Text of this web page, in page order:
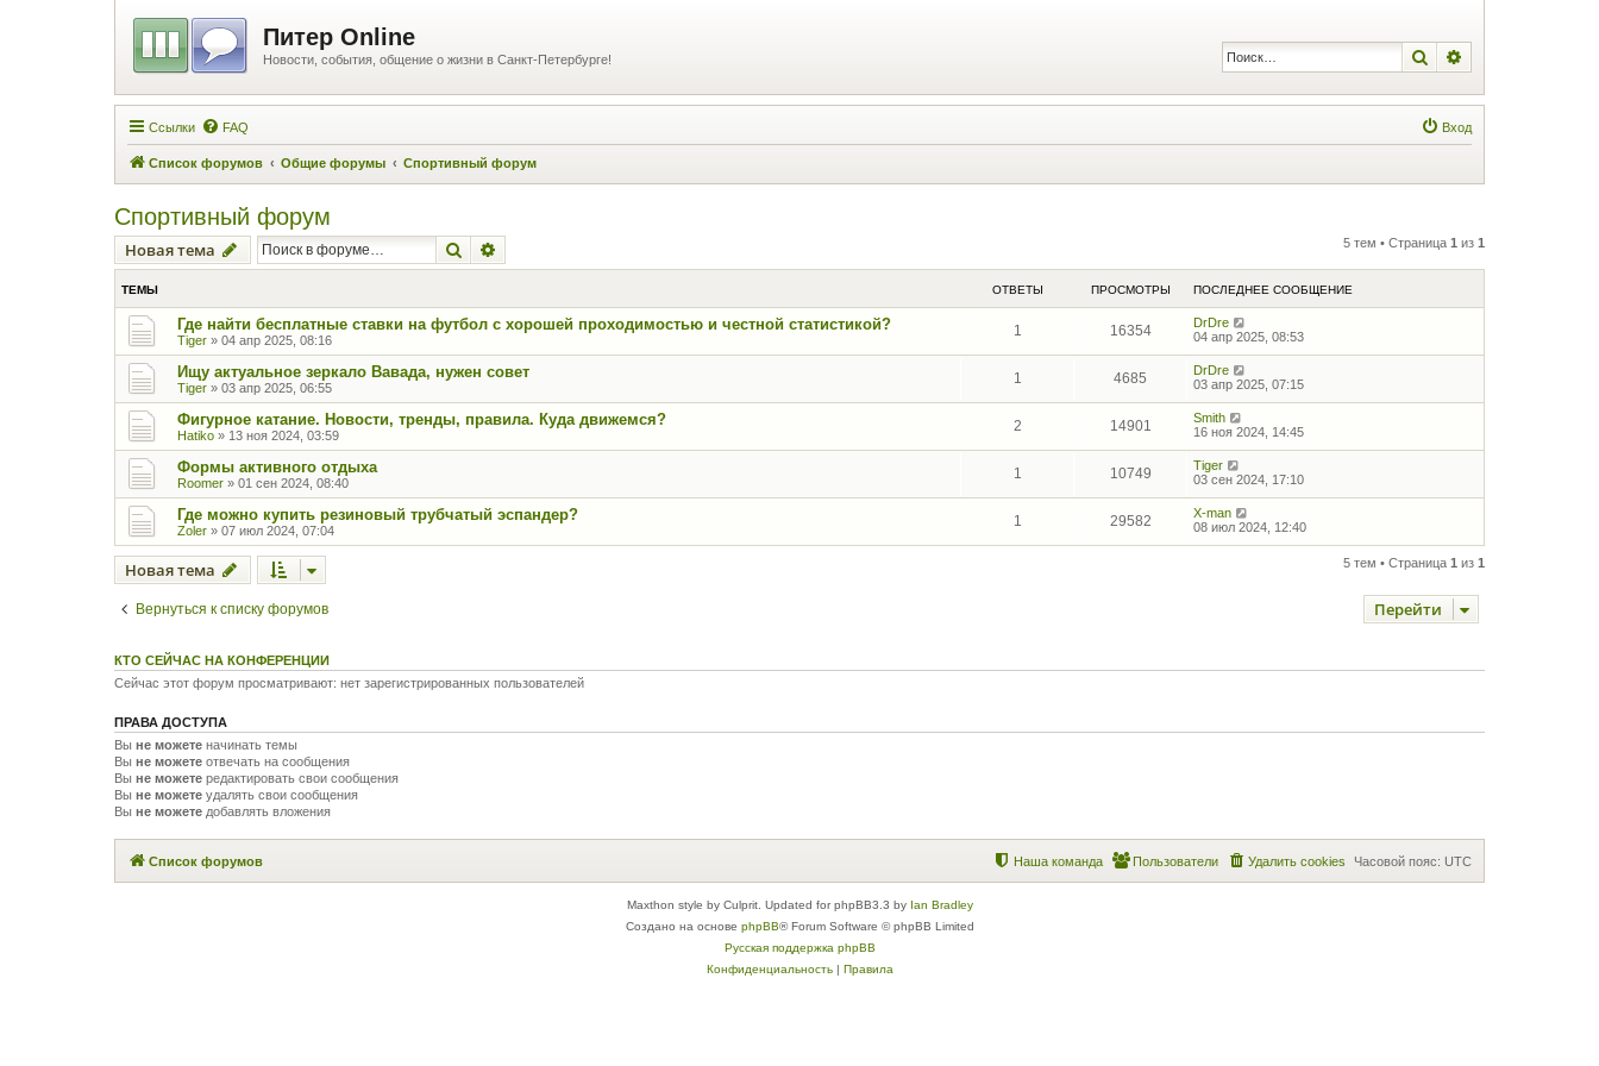
Питер Online
Новости, события, общение о жизни в Санкт-Петербурге! Поиск
Ссылки FAQ Вход
Список форумов Общие форумы Спортивный форум
Спортивный форум
Новая тема Поиск 5 тем • Страница 1 из 1
ТЕМЫ ОТВЕТЫ ПРОСМОТРЫ ПОСЛЕДНЕЕ СООБЩЕНИЕ
Где найти бесплатные ставки на футбол с хорошей проходимостью и честной статистикой?
Tiger » 04 апр 2025, 08:16
1 16354
DrDre
04 апр 2025, 08:53
Ищу актуальное зеркало Вавада, нужен совет
Tiger » 03 апр 2025, 06:55
1 4685
DrDre
03 апр 2025, 07:15
Фигурное катание. Новости, тренды, правила. Куда движемся?
Hatiko » 13 ноя 2024, 03:59
2 14901
Smith
16 ноя 2024, 14:45
Формы активного отдыха
Roomer » 01 сен 2024, 08:40
1 10749
Tiger
03 сен 2024, 17:10
Где можно купить резиновый трубчатый эспандер?
Zoler » 07 июл 2024, 07:04
1 29582
X-man
08 июл 2024, 12:40
Новая тема 5 тем • Страница 1 из 1
Вернуться к списку форумов Перейти
КТО СЕЙЧАС НА КОНФЕРЕНЦИИ
Сейчас этот форум просматривают: нет зарегистрированных пользователей
ПРАВА ДОСТУПА
Вы не можете начинать темы
Вы не можете отвечать на сообщения
Вы не можете редактировать свои сообщения
Вы не можете удалять свои сообщения
Вы не можете добавлять вложения
Список форумов Часовой пояс: UTC
Удалить cookies
Пользователи
Наша команда
Maxthon style by Culprit. Updated for phpBB3.3 by Ian Bradley
Создано на основе phpBB® Forum Software © phpBB Limited
Русская поддержка phpBB
Конфиденциальность| Правила